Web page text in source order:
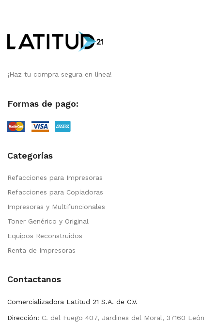
¡Haz tu compra segura en línea!
Formas de pago:
Categorías
Refacciones para Impresoras
Refacciones para Copiadoras
Impresoras y Multifuncionales
Toner Genérico y Original
Equipos Reconstruidos
Renta de Impresoras
Contactanos
Comercializadora Latitud 21 S.A. de C.V.
Dirección: C. del Fuego 407, Jardines del Moral, 37160 León